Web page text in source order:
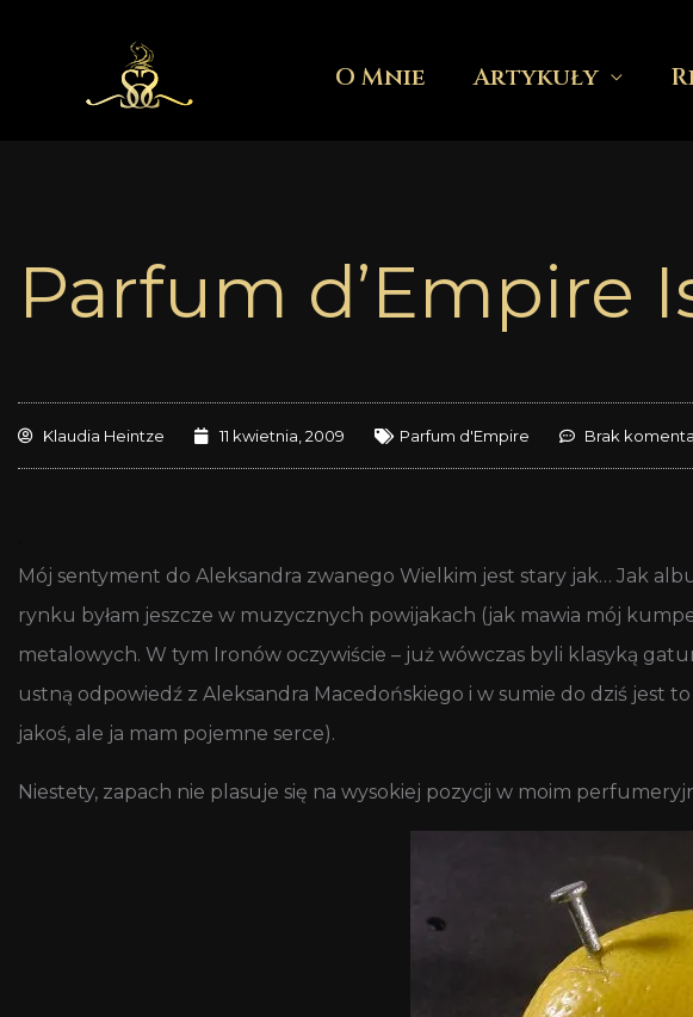
O Mnie Artykuły
Parfum d’Empire
Klaudia Heintze 11 kwietnia, 2009 Parfum d'Empire Brak
Mój sentyment do Aleksandra zwanego Wielkim jest stary jak… Jak
rynku byłam jeszcze w muzycznych powijakach (jak mawia mój
metalowych. W tym Ironów oczywiście – już wówczas byli klasyką
ustną odpowiedź z Aleksandra Macedońskiego i w sumie do dziś
jakoś, ale ja mam pojemne serce).
Niestety, zapach nie plasuje się na wysokiej pozycji w moim